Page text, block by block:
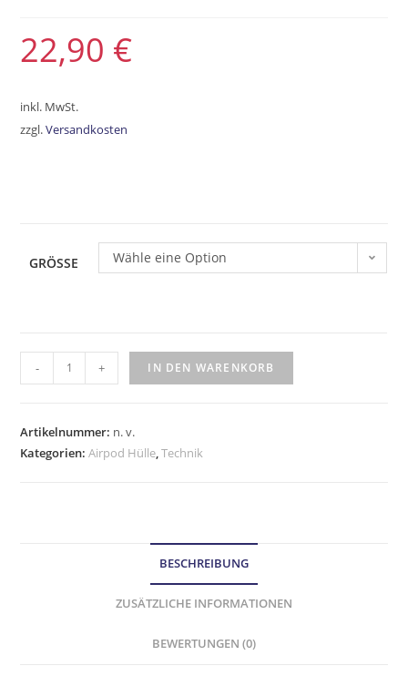
22,90 €
inkl. MwSt.
zzgl.Versandkosten
GRÖSSE Wähle eine Option
- + IN DEN WARENKORB
Artikelnummer: n. v.
Kategorien:Airpod Hülle ,Technik
BESCHREIBUNG
ZUSÄTZLICHE INFORMATIONEN
BEWERTUNGEN (0)